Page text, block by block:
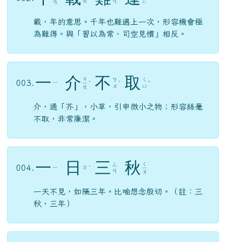
002.千ㄑ
ㄧ
ㄢ 載 ˇ 難ㄋ
ㄢˊ 逢
ㄈ
ˊ
003.一ㄧ 介 ㄧ ˋ 不
ㄅ
ㄨ
取ㄑ
ㄩˇ
004.一ㄧ 日 ㄖˋ 三
ㄙ
ㄢ
秋ㄑ
ㄧ
ㄡ